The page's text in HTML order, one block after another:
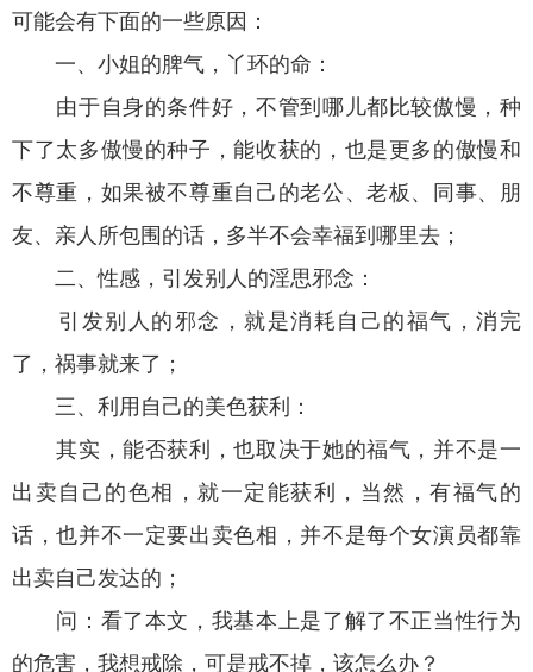
可能会有下面的一些原因：
一、小姐的脾气，丫环的命：
由于自身的条件好，不管到哪儿都比较傲慢，种
下了太多傲慢的种子，能收获的，也是更多的傲慢和
不尊重，如果被不尊重自己的老公、老板、同事、朋
友、亲人所包围的话，多半不会幸福到哪里去；
二、性感，引发别人的淫思邪念：
引发别人的邪念，就是消耗自己的福气，消完
了，祸事就来了；
三、利用自己的美色获利：
其实，能否获利，也取决于她的福气，并不是一
出卖自己的色相，就一定能获利，当然，有福气的
话，也并不一定要出卖色相，并不是每个女演员都靠
出卖自己发达的；
问：看了本文，我基本上是了解了不正当性行为
的危害，我想戒除，可是戒不掉，该怎么办？